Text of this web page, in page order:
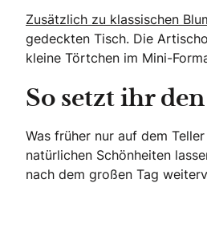
Zusätzlich zu klassischen
gedeckten Tisch. Die
kleine Törtchen im Mini-
So setzt ihr
Was früher nur auf dem
natürlichen Schönheiten
nach dem großen Tag